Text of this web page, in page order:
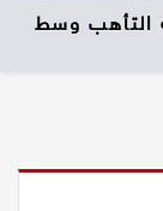
التأهب وسط